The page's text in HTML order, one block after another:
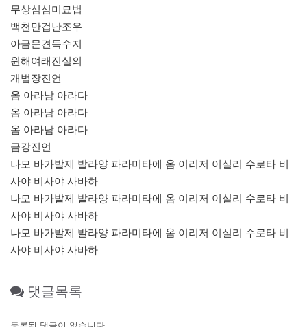
무상심심미묘법
백천만겁난조우
아금문견득수지
원해여래진실의
개법장진언
옴 아라남 아라다
옴 아라남 아라다
옴 아라남 아라다
금강진언
나모 바가발제 발라양 파라미타에 옴 이리저 이실리 수로타 비
사야 비사야 사바하
나모 바가발제 발라양 파라미타에 옴 이리저 이실리 수로타 비
사야 비사야 사바하
나모 바가발제 발라양 파라미타에 옴 이리저 이실리 수로타 비
사야 비사야 사바하
댓글목록